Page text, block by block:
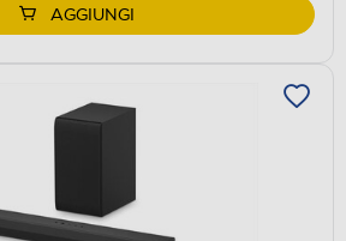
AGGIUNGI